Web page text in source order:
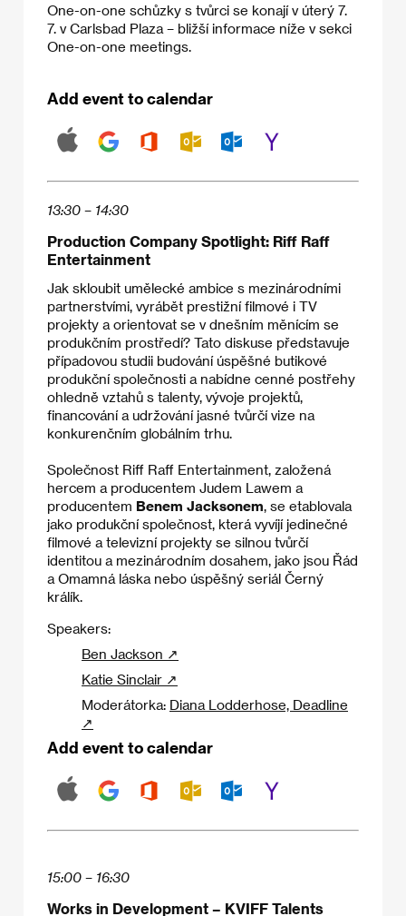
One-on-one schůzky s tvůrci se konají v úterý 7.
7. v Carlsbad Plaza – bližší informace níže v sekci
One-on-one meetings.
Add event to calendar
13:30 – 14:30
Production Company Spotlight: Riff Raff
Entertainment
Jak skloubit umělecké ambice s mezinárodními
partnerstvími, vyrábět prestižní filmové i TV
projekty a orientovat se v dnešním měnícím se
produkčním prostředí? Tato diskuse představuje
případovou studii budování úspěšné butikové
produkční společnosti a nabídne cenné postřehy
ohledně vztahů s talenty, vývoje projektů,
financování a udržování jasné tvůrčí vize na
konkurenčním globálním trhu.
Společnost Riff Raff Entertainment, založená
hercem a producentem Judem Lawem a
producentem Benem Jacksonem, se etablovala
jako produkční společnost, která vyvíjí jedinečné
filmové a televizní projekty se silnou tvůrčí
identitou a mezinárodním dosahem, jako jsou Řád
a Omamná láska nebo úspěšný seriál Černý
králík.
Speakers:
Ben Jackson ↗
Katie Sinclair ↗
Moderátorka: Diana Lodderhose, Deadline
↗
Add event to calendar
15:00 – 16:30
Works in Development – KVIFF Talents